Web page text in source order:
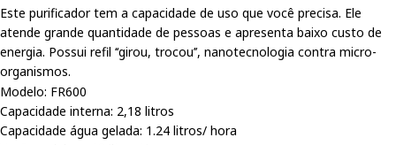
Este purificador tem a capacidade de uso que você precisa. Ele
atende grande quantidade de pessoas e apresenta baixo custo de
energia. Possui refil ‘‘girou, trocou’’, nanotecnologia contra micro-
organismos.
Modelo: FR600
Capacidade interna: 2,18 litros
Capacidade água gelada: 1.24 litros/ hora